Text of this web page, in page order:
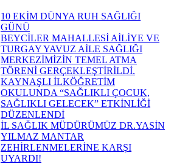
10 EKİM DÜNYA RUH SAĞLIĞI
GÜNÜ
BEYCİLER MAHALLESİ AİLİYE VE
TURGAY YAVUZ AİLE SAĞLIĞI
MERKEZİMİZİN TEMEL ATMA
TÖRENİ GERÇEKLEŞTİRİLDİ.
KAYNAŞLI İLKÖĞRETİM
OKULUNDA “SAĞLIKLI ÇOCUK,
SAĞLIKLI GELECEK” ETKİNLİĞİ
DÜZENLENDİ
İL SAĞLIK MÜDÜRÜMÜZ DR.YASİN
YILMAZ MANTAR
ZEHİRLENMELERİNE KARŞI
UYARDI!